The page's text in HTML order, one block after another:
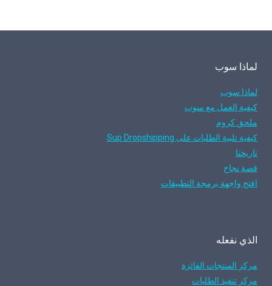
لماذا سوب
لماذا سوب
كيفية العمل مع سوب
ملحق كروم
كيفية تلبية الطلبات على Sup Dropshipping
تاريخنا
قصة نجاح
افتح واجهة برمجة التطبيقات
الذي نفعله
مركز المنتجات الفائزة
مركز تنفيذ الطلبات